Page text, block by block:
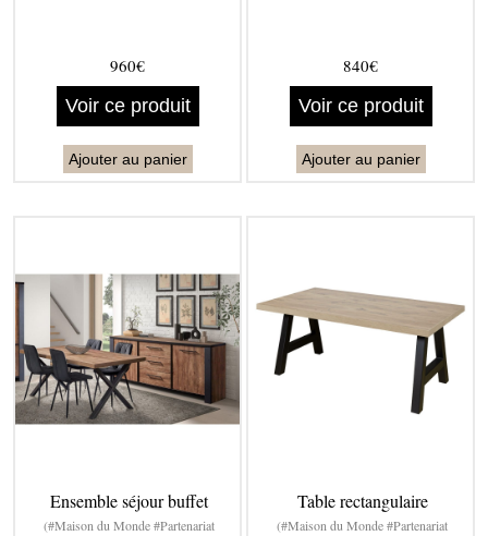
960€
Voir ce produit
Ajouter au panier
840€
Voir ce produit
Ajouter au panier
Ensemble séjour buffet
(#Maison du Monde #Partenariat
Table rectangulaire
(#Maison du Monde #Partenariat